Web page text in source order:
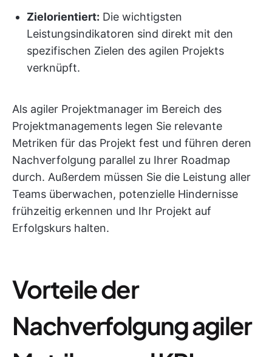
Zielorientiert: Die wichtigsten
Leistungsindikatoren sind direkt mit den
spezifischen Zielen des agilen Projekts
verknüpft.
Als agiler Projektmanager im Bereich des
Projektmanagements legen Sie relevante
Metriken für das Projekt fest und führen deren
Nachverfolgung parallel zu Ihrer Roadmap
durch. Außerdem müssen Sie die Leistung aller
Teams überwachen, potenzielle Hindernisse
frühzeitig erkennen und Ihr Projekt auf
Erfolgskurs halten.
Vorteile der
Nachverfolgung agiler